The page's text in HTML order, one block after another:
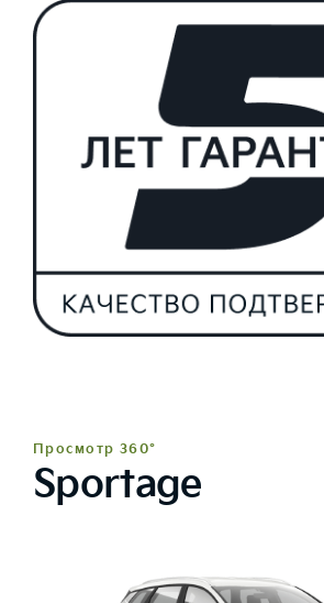
Просмотр 360°
Sportage